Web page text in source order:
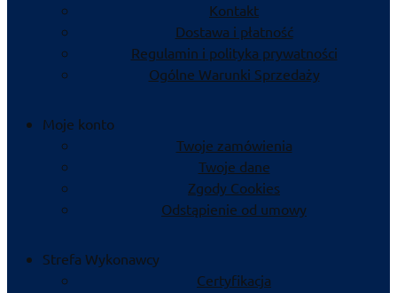
Kontakt
Dostawa i płatność
Regulamin i polityka prywatności
Ogólne Warunki Sprzedaży
Moje konto
Twoje zamówienia
Twoje dane
Zgody Cookies
Odstąpienie od umowy
Strefa Wykonawcy
Certyfikacja